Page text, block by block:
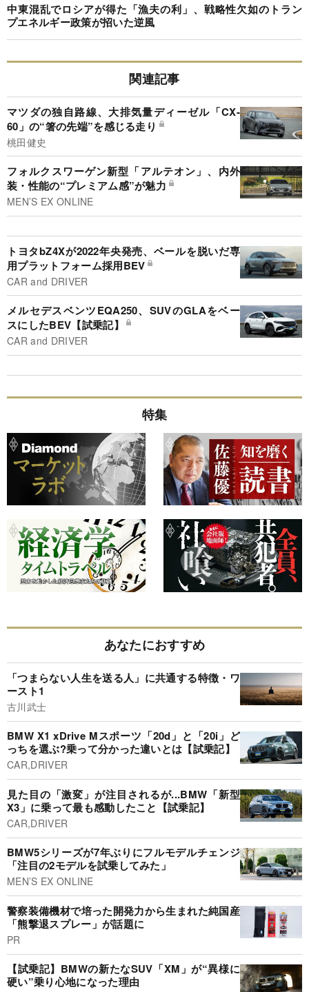
中東混乱でロシアが得た「漁夫の利」、戦略性欠如のトラン
プエネルギー政策が招いた逆風
関連記事
マツダの独自路線、大排気量ディーゼル「CX-
60」の“箸の先端”を感じる走り
桃田健史
フォルクスワーゲン新型「アルテオン」、内外
装・性能の“プレミアム感”が魅力
MEN’S EX ONLINE
トヨタbZ4Xが2022年央発売、ベールを脱いだ専
用プラットフォーム採用BEV
CAR and DRIVER
メルセデスベンツEQA250、SUVのGLAをベー
スにしたBEV【試乗記】
CAR and DRIVER
特集
あなたにおすすめ
「つまらない人生を送る人」に共通する特徴・ワ
ースト1
古川武士
BMW X1 xDrive Mスポーツ「20d」と「20i」ど
っちを選ぶ?乗って分かった違いとは【試乗記】
CAR,DRIVER
見た目の「激変」が注目されるが...BMW「新型
X3」に乗って最も感動したこと【試乗記】
CAR,DRIVER
BMW5シリーズが7年ぶりにフルモデルチェンジ
「注目の2モデルを試乗してみた」
MEN’S EX ONLINE
警察装備機材で培った開発力から生まれた純国産
「熊撃退スプレー」が話題に
PR
【試乗記】BMWの新たなSUV「XM」が“異様に
硬い”乗り心地になった理由